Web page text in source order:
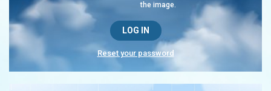
the image.
Reset your password